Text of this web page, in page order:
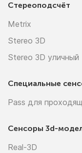
Стереоподсчёт
Metrix
Stereo 3D
Stereo 3D уличный
Специальные
Pass для
Сенсоры 3d-
Real-3D